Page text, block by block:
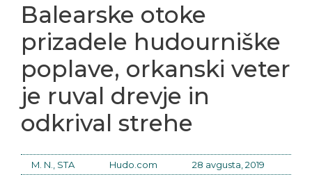
Balearske otoke
prizadele hudourniške
poplave, orkanski veter
je ruval drevje in
odkrival strehe
M. N., STA Hudo.com 28 avgusta, 2019